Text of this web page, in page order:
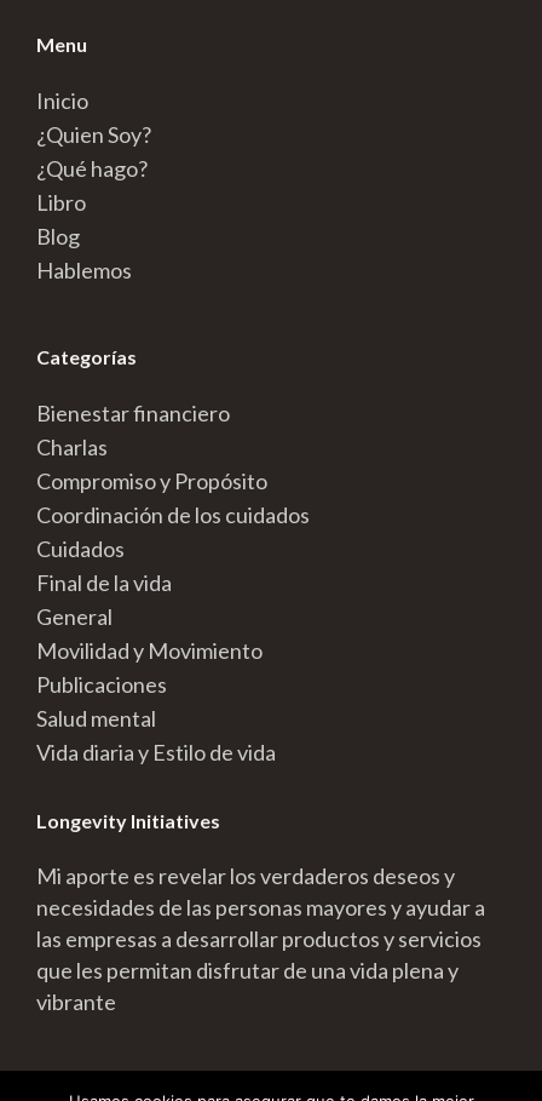
Menu
Inicio
¿Quien Soy?
¿Qué hago?
Libro
Blog
Hablemos
Categorías
Bienestar financiero
Charlas
Compromiso y Propósito
Coordinación de los cuidados
Cuidados
Final de la vida
General
Movilidad y Movimiento
Publicaciones
Salud mental
Vida diaria y Estilo de vida
Longevity Initiatives
Mi aporte es revelar los verdaderos deseos y
necesidades de las personas mayores y ayudar a
las empresas a desarrollar productos y servicios
que les permitan disfrutar de una vida plena y
vibrante